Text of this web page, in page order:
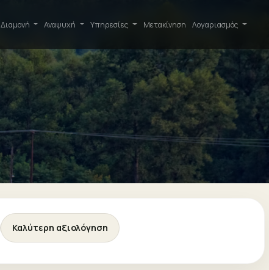
Διαμονή Αναψυχή Υπηρεσίες Μετακίνηση Λογαριασμός
Καλύτερη αξιολόγηση